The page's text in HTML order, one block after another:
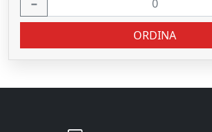
−
ORDINA